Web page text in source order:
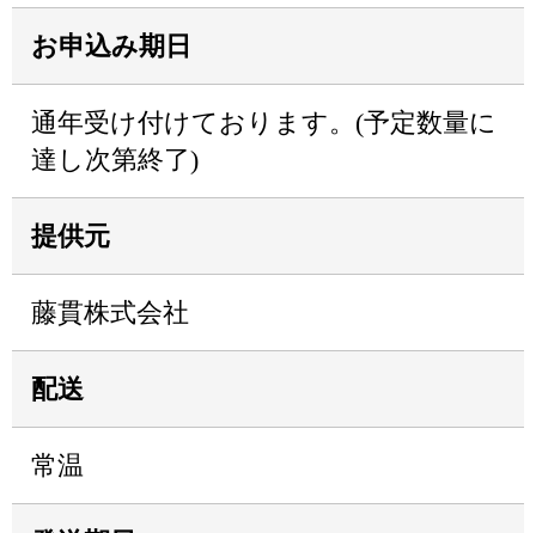
お申込み期日
通年受け付けております。(予定数量に
達し次第終了)
提供元
藤貫株式会社
配送
常温